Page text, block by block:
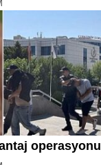
operasyonu